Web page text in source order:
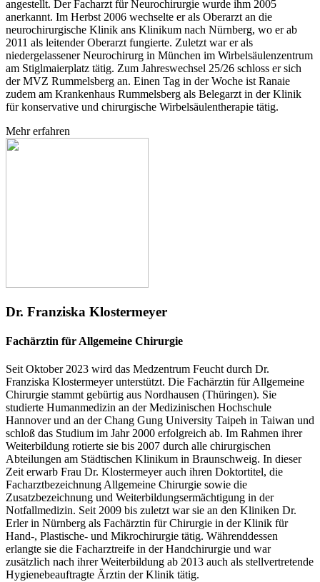
angestellt. Der Facharzt für Neurochirurgie wurde ihm 2005
anerkannt. Im Herbst 2006 wechselte er als Oberarzt an die
neurochirurgische Klinik ans Klinikum nach Nürnberg, wo er ab
2011 als leitender Oberarzt fungierte. Zuletzt war er als
niedergelassener Neurochirurg in München im Wirbelsäulenzentrum
am Stiglmaierplatz tätig. Zum Jahreswechsel 25/26 schloss er sich
der MVZ Rummelsberg an. Einen Tag in der Woche ist Ranaie
zudem am Krankenhaus Rummelsberg als Belegarzt in der Klinik
für konservative und chirurgische Wirbelsäulentherapie tätig.
Mehr erfahren
Dr. Franziska Klostermeyer
Fachärztin für Allgemeine Chirurgie
Seit Oktober 2023 wird das Medzentrum Feucht durch Dr.
Franziska Klostermeyer unterstützt. Die Fachärztin für Allgemeine
Chirurgie stammt gebürtig aus Nordhausen (Thüringen). Sie
studierte Humanmedizin an der Medizinischen Hochschule
Hannover und an der Chang Gung University Taipeh in Taiwan und
schloß das Studium im Jahr 2000 erfolgreich ab. Im Rahmen ihrer
Weiterbildung rotierte sie bis 2007 durch alle chirurgischen
Abteilungen am Städtischen Klinikum in Braunschweig. In dieser
Zeit erwarb Frau Dr. Klostermeyer auch ihren Doktortitel, die
Facharztbezeichnung Allgemeine Chirurgie sowie die
Zusatzbezeichnung und Weiterbildungsermächtigung in der
Notfallmedizin. Seit 2009 bis zuletzt war sie an den Kliniken Dr.
Erler in Nürnberg als Fachärztin für Chirurgie in der Klinik für
Hand-, Plastische- und Mikrochirurgie tätig. Währenddessen
erlangte sie die Facharztreife in der Handchirurgie und war
zusätzlich nach ihrer Weiterbildung ab 2013 auch als stellvertretende
Hygienebeauftragte Ärztin der Klinik tätig.